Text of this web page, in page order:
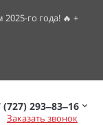
го года! 🔥 +
(727) 293‒83‒16
Заказать звонок